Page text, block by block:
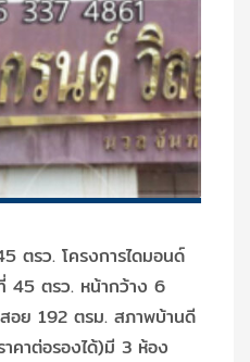
ตรว. โครงการไดมอนด์
45 ตรว. หน้ากว้าง 6
อย 192 ตรม. สภาพบ้านดี
คาต่อรองได้)มี 3 ห้อง